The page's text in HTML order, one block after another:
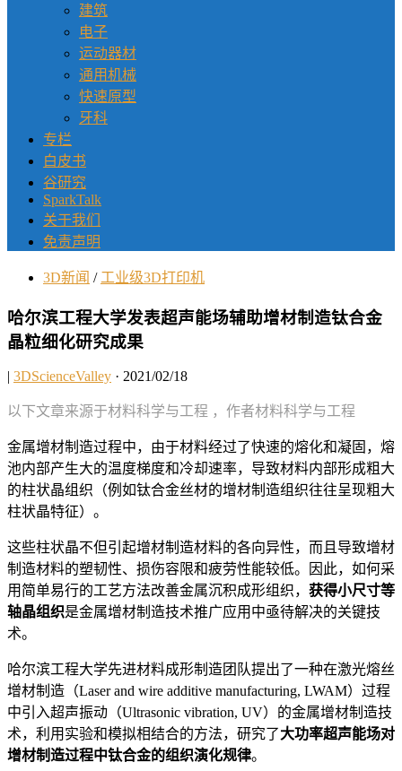
建筑
电子
运动器材
通用机械
快速原型
牙科
专栏
白皮书
谷研究
SparkTalk
关于我们
免责声明
3D新闻 / 工业级3D打印机
哈尔滨工程大学发表超声能场辅助增材制造钛合金
晶粒细化研究成果
| 3DScienceValley · 2021/02/18
以下文章来源于材料科学与工程 ，作者材料科学与工程
金属增材制造过程中，由于材料经过了快速的熔化和凝固，熔
池内部产生大的温度梯度和冷却速率，导致材料内部形成粗大
的柱状晶组织（例如钛合金丝材的增材制造组织往往呈现粗大
柱状晶特征）。
这些柱状晶不但引起增材制造材料的各向异性，而且导致增材
制造材料的塑韧性、损伤容限和疲劳性能较低。因此，如何采
用简单易行的工艺方法改善金属沉积成形组织， 获得小尺寸等
轴晶组织是金属增材制造技术推广应用中亟待解决的关键技
术。
哈尔滨工程大学先进材料成形制造团队提出了一种在激光熔丝
增材制造（Laser and wire additive manufacturing, LWAM）过程
中引入超声振动（Ultrasonic vibration, UV）的金属增材制造技
术，利用实验和模拟相结合的方法，研究了大功率超声能场对
增材制造过程中钛合金的组织演化规律。